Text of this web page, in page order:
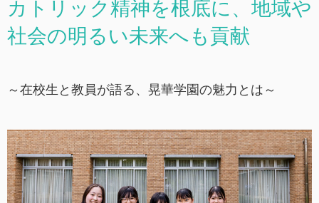
カトリック精神を根底に、地域や
社会の明るい未来へも貢献
～在校生と教員が語る、晃華学園の魅力とは～